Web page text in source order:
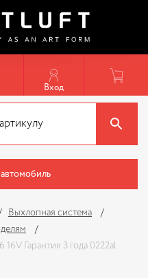
Вход
Выхлопная система
Гарантия 3 года 0222al